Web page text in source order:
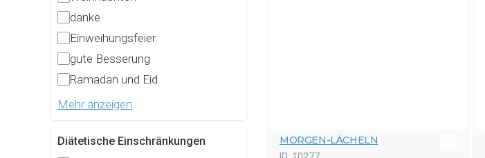
danke
Einweihungsfeier
gute Besserung
Ramadan und Eid
Mehr anzeigen
Diätetische Einschränkungen MORGEN-LÄCHELN